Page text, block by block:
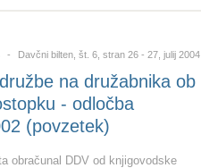
Davčni bilten, št. 6, stran 26 - 27, julij 2004
na družabnika ob
- odločba
(povzetek)
obračunal DDV od knjigovodske